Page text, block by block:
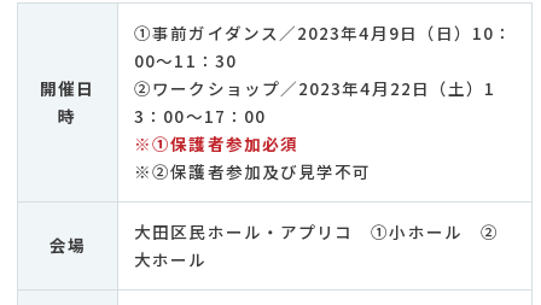
開催日
時
①事前ガイダンス／2023年4月9日（日）10：
00～11：30
②ワークショップ／2023年4月22日（土）1
3：00～17：00
※①保護者参加必須
※②保護者参加及び見学不可
会場
大田区民ホール・アプリコ ①小ホール ②
大ホール